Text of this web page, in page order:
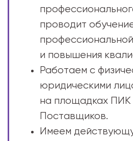
проводит
и повышения
Работаем с
юридическими
на площадках ПИК
Поставщиков.
Имеем